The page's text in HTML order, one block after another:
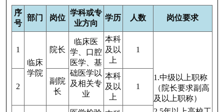
序
号
部门 岗位
学科或专
业方向
学历 人数 岗位要求
1
临床
学院
院长
临床医
学、口腔
医学、基
础医学以
及相关专
业
本科
及以
上
1
1.中级以上职称
（院长要求副高
及以上职称）
2
副院
长
本科
及以
上
1